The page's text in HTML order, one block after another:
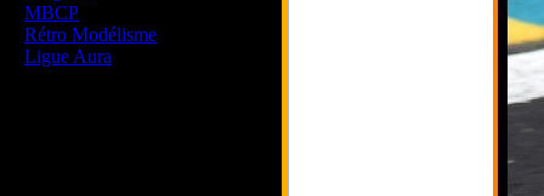
MBCP
Rétro Modélisme
Ligue Aura